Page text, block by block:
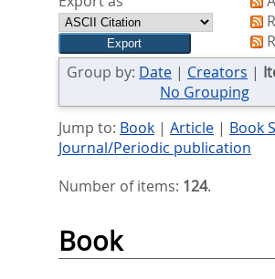
hier:
Group by: Date | Creators |
No Grouping
Jump to: Book| Article| Book
Journal/Periodic publication
Number of items: 124.
Book